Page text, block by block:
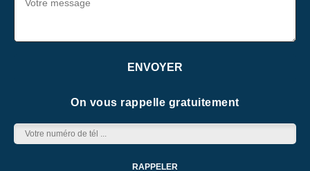
On vous rappelle gratuitement